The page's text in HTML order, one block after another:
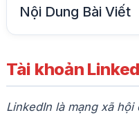
Nội Dung Bài Viết
Tài khoản
LinkedIn là mạng xã